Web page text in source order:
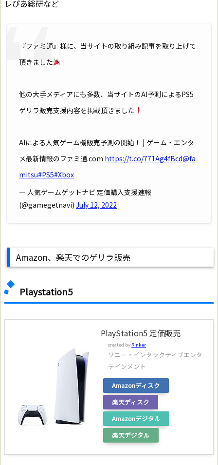
レぴあ総研など
『ファミ通』様に、当サイトの取り組み記事を取り上げて
頂きました
他の大手メディアにも多数、当サイトのAI予測によるPS5
ゲリラ販売支援内容を掲載頂きました
AIによる人気ゲーム機販売予測の開始！ | ゲーム・エンタ
メ最新情報のファミ通.com https://t.co/771Ag4fBcd@fa
mitsu#PS5#Xbox
— 人気ゲームゲットナビ 定価購入支援速報
(@gamegetnavi) July 12, 2022
Amazon、楽天でのゲリラ販売
Playstation5
PlayStation5 定価販売
created by Rinker
ソニー・インタラクティブエンタ
テインメント
Amazonディスク
楽天ディスク
Amazonデジタル
楽天デジタル